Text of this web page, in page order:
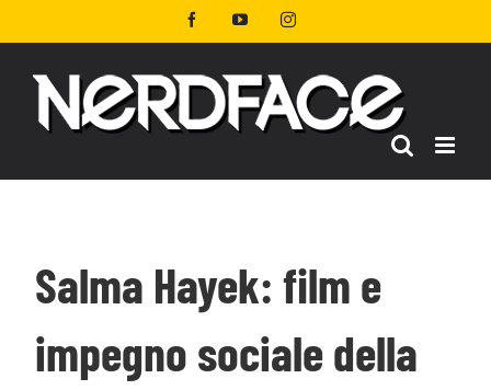
al
FacebookYouTubeInstagram
Salma Hayek: film e
impegno sociale della